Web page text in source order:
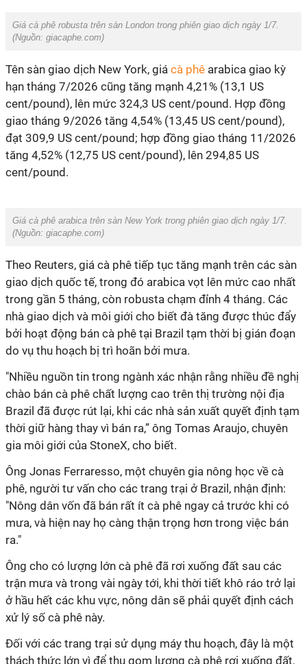
Giá cà phê robusta trên sàn London trong phiên giao dịch ngày 1/7.
(Nguồn: giacaphe.com)
Tên sàn giao dịch New York, giá cà phê arabica giao kỳ
hạn tháng 7/2026 cũng tăng mạnh 4,21% (13,1 US
cent/pound), lên mức 324,3 US cent/pound. Hợp đồng
giao tháng 9/2026 tăng 4,54% (13,45 US cent/pound),
đạt 309,9 US cent/pound; hợp đồng giao tháng 11/2026
tăng 4,52% (12,75 US cent/pound), lên 294,85 US
cent/pound.
Giá cà phê arabica trên sàn New York trong phiên giao dịch ngày 1/7.
(Nguồn: giacaphe.com)
Theo Reuters, giá cà phê tiếp tục tăng mạnh trên các sàn
giao dịch quốc tế, trong đó arabica vọt lên mức cao nhất
trong gần 5 tháng, còn robusta chạm đỉnh 4 tháng. Các
nhà giao dịch và môi giới cho biết đà tăng được thúc đẩy
bởi hoạt động bán cà phê tại Brazil tạm thời bị gián đoạn
do vụ thu hoạch bị trì hoãn bởi mưa.
"Nhiều nguồn tin trong ngành xác nhận rằng nhiều đề nghị
chào bán cà phê chất lượng cao trên thị trường nội địa
Brazil đã được rút lại, khi các nhà sản xuất quyết định tạm
thời giữ hàng thay vì bán ra,” ông Tomas Araujo, chuyên
gia môi giới của StoneX, cho biết.
Ông Jonas Ferraresso, một chuyên gia nông học về cà
phê, người tư vấn cho các trang trại ở Brazil, nhận định:
"Nông dân vốn đã bán rất ít cà phê ngay cả trước khi có
mưa, và hiện nay họ càng thận trọng hơn trong việc bán
ra."
Ông cho có lượng lớn cà phê đã rơi xuống đất sau các
trận mưa và trong vài ngày tới, khi thời tiết khô ráo trở lại
ở hầu hết các khu vực, nông dân sẽ phải quyết định cách
xử lý số cà phê này.
Đối với các trang trại sử dụng máy thu hoạch, đây là một
thách thức lớn vì để thu gom lượng cà phê rơi xuống đất,